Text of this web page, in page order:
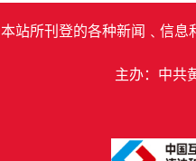
本站所刊登的各种新闻﹑信息
主办：中共